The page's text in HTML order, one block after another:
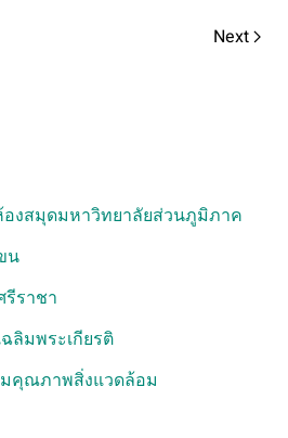
Next
องสมุดมหาวิทยาลัยส่วนภูมิภาค
น
รีราชา
ลิมพระเกียรติ
คุณภาพสิ่งแวดล้อม